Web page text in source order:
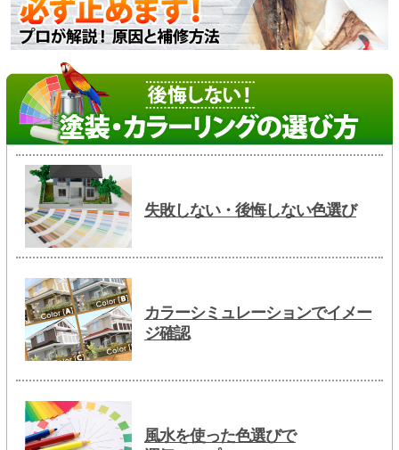
失敗しない・後悔しない色選び
カラーシミュレーションでイメー
ジ確認
風水を使った色選びで